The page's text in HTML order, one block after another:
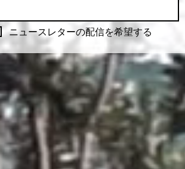
ニュースレターの配信を希望する